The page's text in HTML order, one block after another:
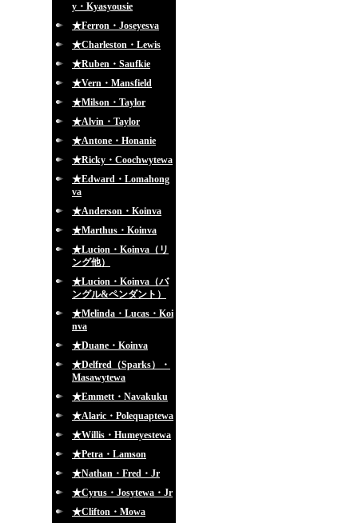
y・Kyasyousie
★Ferron・Joseyesva
★Charleston・Lewis
★Ruben・Saufkie
★Vern・Mansfield
★Milson・Taylor
★Alvin・Taylor
★Antone・Honanie
★Ricky・Coochwytewa
★Edward・Lomahong
va
★Anderson・Koinva
★Marthus・Koinva
★Lucion・Koinva（リ
ング他）
★Lucion・Koinva（バ
ングル&ペンダント）
★Melinda・Lucas・Koi
nva
★Duane・Koinva
★Delfred（Sparks）・
Masawytewa
★Emmett・Navakuku
★Alaric・Polequaptewa
★Willis・Humeyestewa
★Petra・Lamson
★Nathan・Fred・Jr
★Cyrus・Josytewa・Jr
★Clifton・Mowa